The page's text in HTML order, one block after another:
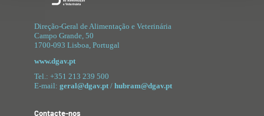
Direção-Geral de Alimentação e Veterinária
Campo Grande, 50
1700-093 Lisboa, Portugal
www.dgav.pt
Tel.: +351 213 239 500
E-mail: geral@dgav.pt/ hubram@dgav.pt
Contacte-nos